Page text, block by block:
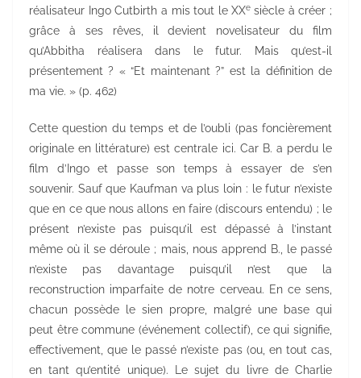
réalisateur Ingo Cutbirth a mis tout le XXe siècle à créer ;
grâce à ses rêves, il devient novelisateur du film
qu’Abbitha réalisera dans le futur. Mais qu’est-il
présentement ? « “Et maintenant ?” est la définition de
ma vie. » (p. 462)
Cette question du temps et de l’oubli (pas foncièrement
originale en littérature) est centrale ici. Car B. a perdu le
film d’Ingo et passe son temps à essayer de s’en
souvenir. Sauf que Kaufman va plus loin : le futur n’existe
que en ce que nous allons en faire (discours entendu) ; le
présent n’existe pas puisqu’il est dépassé à l’instant
même où il se déroule ; mais, nous apprend B., le passé
n’existe pas davantage puisqu’il n’est que la
reconstruction imparfaite de notre cerveau. En ce sens,
chacun possède le sien propre, malgré une base qui
peut être commune (événement collectif), ce qui signifie,
effectivement, que le passé n’existe pas (ou, en tout cas,
en tant qu’entité unique). Le sujet du livre de Charlie